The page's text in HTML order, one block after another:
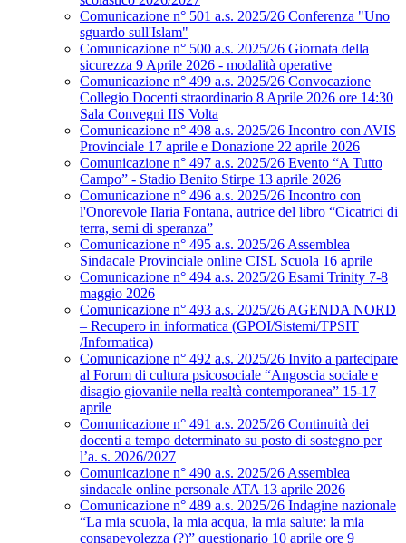
Comunicazione n° 501 a.s. 2025/26 Conferenza "Uno
sguardo sull'Islam"
Comunicazione n° 500 a.s. 2025/26 Giornata della
sicurezza 9 Aprile 2026 - modalità operative
Comunicazione n° 499 a.s. 2025/26 Convocazione
Collegio Docenti straordinario 8 Aprile 2026 ore 14:30
Sala Convegni IIS Volta
Comunicazione n° 498 a.s. 2025/26 Incontro con AVIS
Provinciale 17 aprile e Donazione 22 aprile 2026
Comunicazione n° 497 a.s. 2025/26 Evento “A Tutto
Campo” - Stadio Benito Stirpe 13 aprile 2026
Comunicazione n° 496 a.s. 2025/26 Incontro con
l'Onorevole Ilaria Fontana, autrice del libro “Cicatrici di
terra, semi di speranza”
Comunicazione n° 495 a.s. 2025/26 Assemblea
Sindacale Provinciale online CISL Scuola 16 aprile
Comunicazione n° 494 a.s. 2025/26 Esami Trinity 7-8
maggio 2026
Comunicazione n° 493 a.s. 2025/26 AGENDA NORD
– Recupero in informatica (GPOI/Sistemi/TPSIT
/Informatica)
Comunicazione n° 492 a.s. 2025/26 Invito a partecipare
al Forum di cultura psicosociale “Angoscia sociale e
disagio giovanile nella realtà contemporanea” 15-17
aprile
Comunicazione n° 491 a.s. 2025/26 Continuità dei
docenti a tempo determinato su posto di sostegno per
l’a. s. 2026/2027
Comunicazione n° 490 a.s. 2025/26 Assemblea
sindacale online personale ATA 13 aprile 2026
Comunicazione n° 489 a.s. 2025/26 Indagine nazionale
“La mia scuola, la mia acqua, la mia salute: la mia
consapevolezza (?)” questionario 10 aprile ore 9